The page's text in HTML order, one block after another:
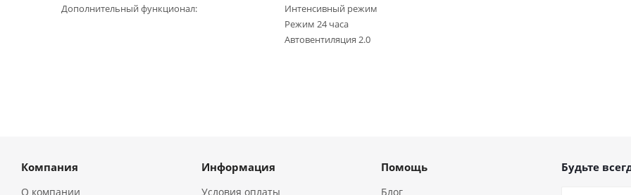
Дополнительный функционал
Интенсивный режим
Режим 24 часа
Автовентиляция 2.0
Компания
О компании
Информация
Условия оплаты
Помощь
Блог
Будьте